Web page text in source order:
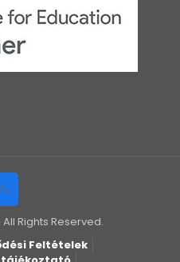
All Rights Reserved.
Feltételek